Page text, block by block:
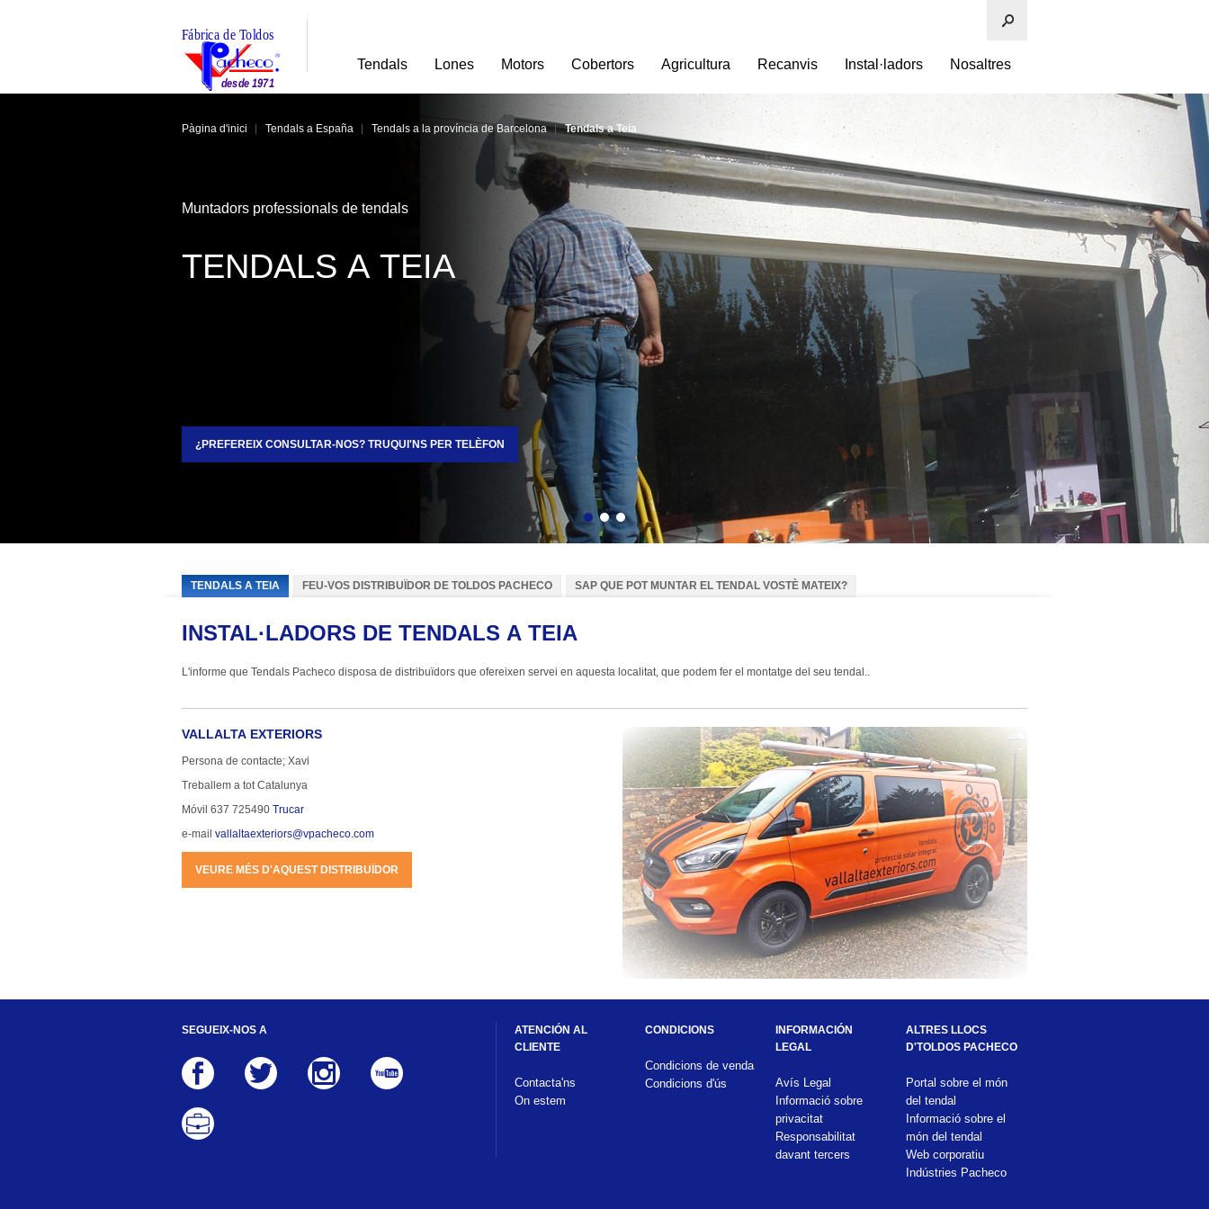
Tendals Lones Motors Cobertors Agricultura Recanvis Instal·ladors Nosaltres
Pàgina d'inici Tendals a España Tendals a la província de Barcelona Tendals a Teia
Muntadors professionals de tendals
TENDALS A TEIA
¿PREFEREIX CONSULTAR-NOS? TRUQUI'NS PER TELÈFON
Següent
TENDALS A TEIA FEU-VOS DISTRIBUÏDOR DE TOLDOS PACHECO SAP QUE POT MUNTAR EL TENDAL VOSTÈ MATEIX?
INSTAL·LADORS DE TENDALS A TEIA
L'informe que Tendals Pacheco disposa de distribuïdors que ofereixen servei en aquesta localitat, que podem fer el montatge del seu tendal..
VALLALTA EXTERIORS
Persona de contacte; Xavi
Treballem a tot Catalunya
Móvil 637 725490 Trucar
e-mail vallaltaexteriors@vpacheco.com
VEURE MÉS D'AQUEST DISTRIBUÏDOR
SEGUEIX-NOS A
ATENCIÓN AL
CLIENTE
Contacta'ns
On estem
CONDICIONS
Condicions de venda
Condicions d'ús
INFORMACIÓN
LEGAL
Avís Legal
Informació sobre
privacitat
Responsabilitat
davant tercers
ALTRES LLOCS
D'TOLDOS PACHECO
Portal sobre el món
del tendal
Informació sobre el
món del tendal
Web corporatiu
Indústries Pacheco